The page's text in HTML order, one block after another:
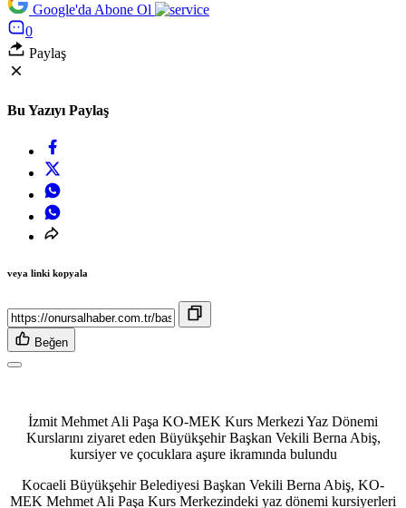
Google'da Abone Ol
0
Paylaş
Bu Yazıyı Paylaş
veya linki kopyala
Beğen
İzmit Mehmet Ali Paşa KO-MEK Kurs Merkezi Yaz Dönemi
Kurslarını ziyaret eden Büyükşehir Başkan Vekili Berna Abiş,
kursiyer ve çocuklara aşure ikramında bulundu
Kocaeli Büyükşehir Belediyesi Başkan Vekili Berna Abiş, KO-
MEK Mehmet Ali Paşa Kurs Merkezindeki yaz dönemi kursiyerleri